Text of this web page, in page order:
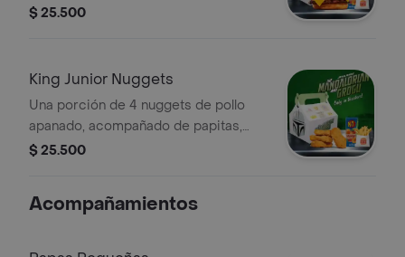
la parrilla, queso americano, ketchup,
$ 25.500
King Junior Nuggets
Una porción de 4 nuggets de pollo
apanado, acompañado de papitas,
bebida a elección y juguete de
$ 25.500
Acompañamientos